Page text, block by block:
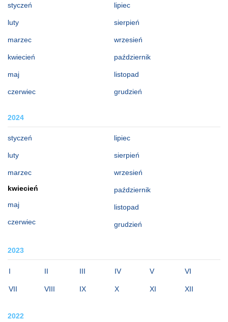
styczeń
luty
marzec
kwiecień
maj
czerwiec
lipiec
sierpień
wrzesień
październik
listopad
grudzień
2024
styczeń
luty
marzec
kwiecień
maj
czerwiec
lipiec
sierpień
wrzesień
październik
listopad
grudzień
2023
I II III IV V VI
VII VIII IX X XI XII
2022